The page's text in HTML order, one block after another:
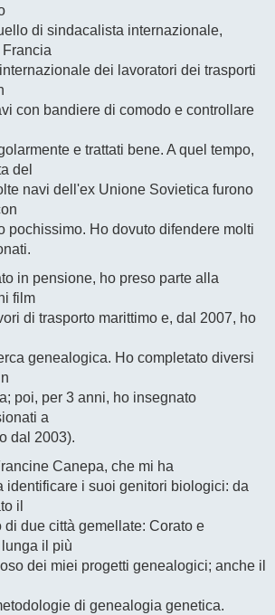
di sindacalista internazionale,
dei lavoratori dei trasporti
con bandiere di comodo e controllare
e trattati bene. A quel tempo,
del
navi dell'ex Unione Sovietica furono
pochissimo. Ho dovuto difendere molti
in pensione, ho preso parte alla
film
di trasporto marittimo e, dal 2007, ho
genealogica. Ho completato diversi
poi, per 3 anni, ho insegnato
a
dal 2003).
Canepa, che mi ha
identificare i suoi genitori biologici: da
il
di due città gemellate: Corato e
il più
dei miei progetti genealogici; anche il
di genealogia genetica.